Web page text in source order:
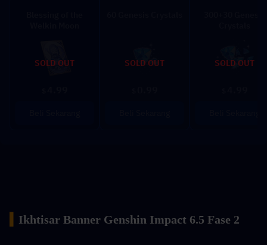
SOLD OUT SOLD OUT SOLD OUT
Ikhtisar Banner Genshin Impact 6.5 Fase 2